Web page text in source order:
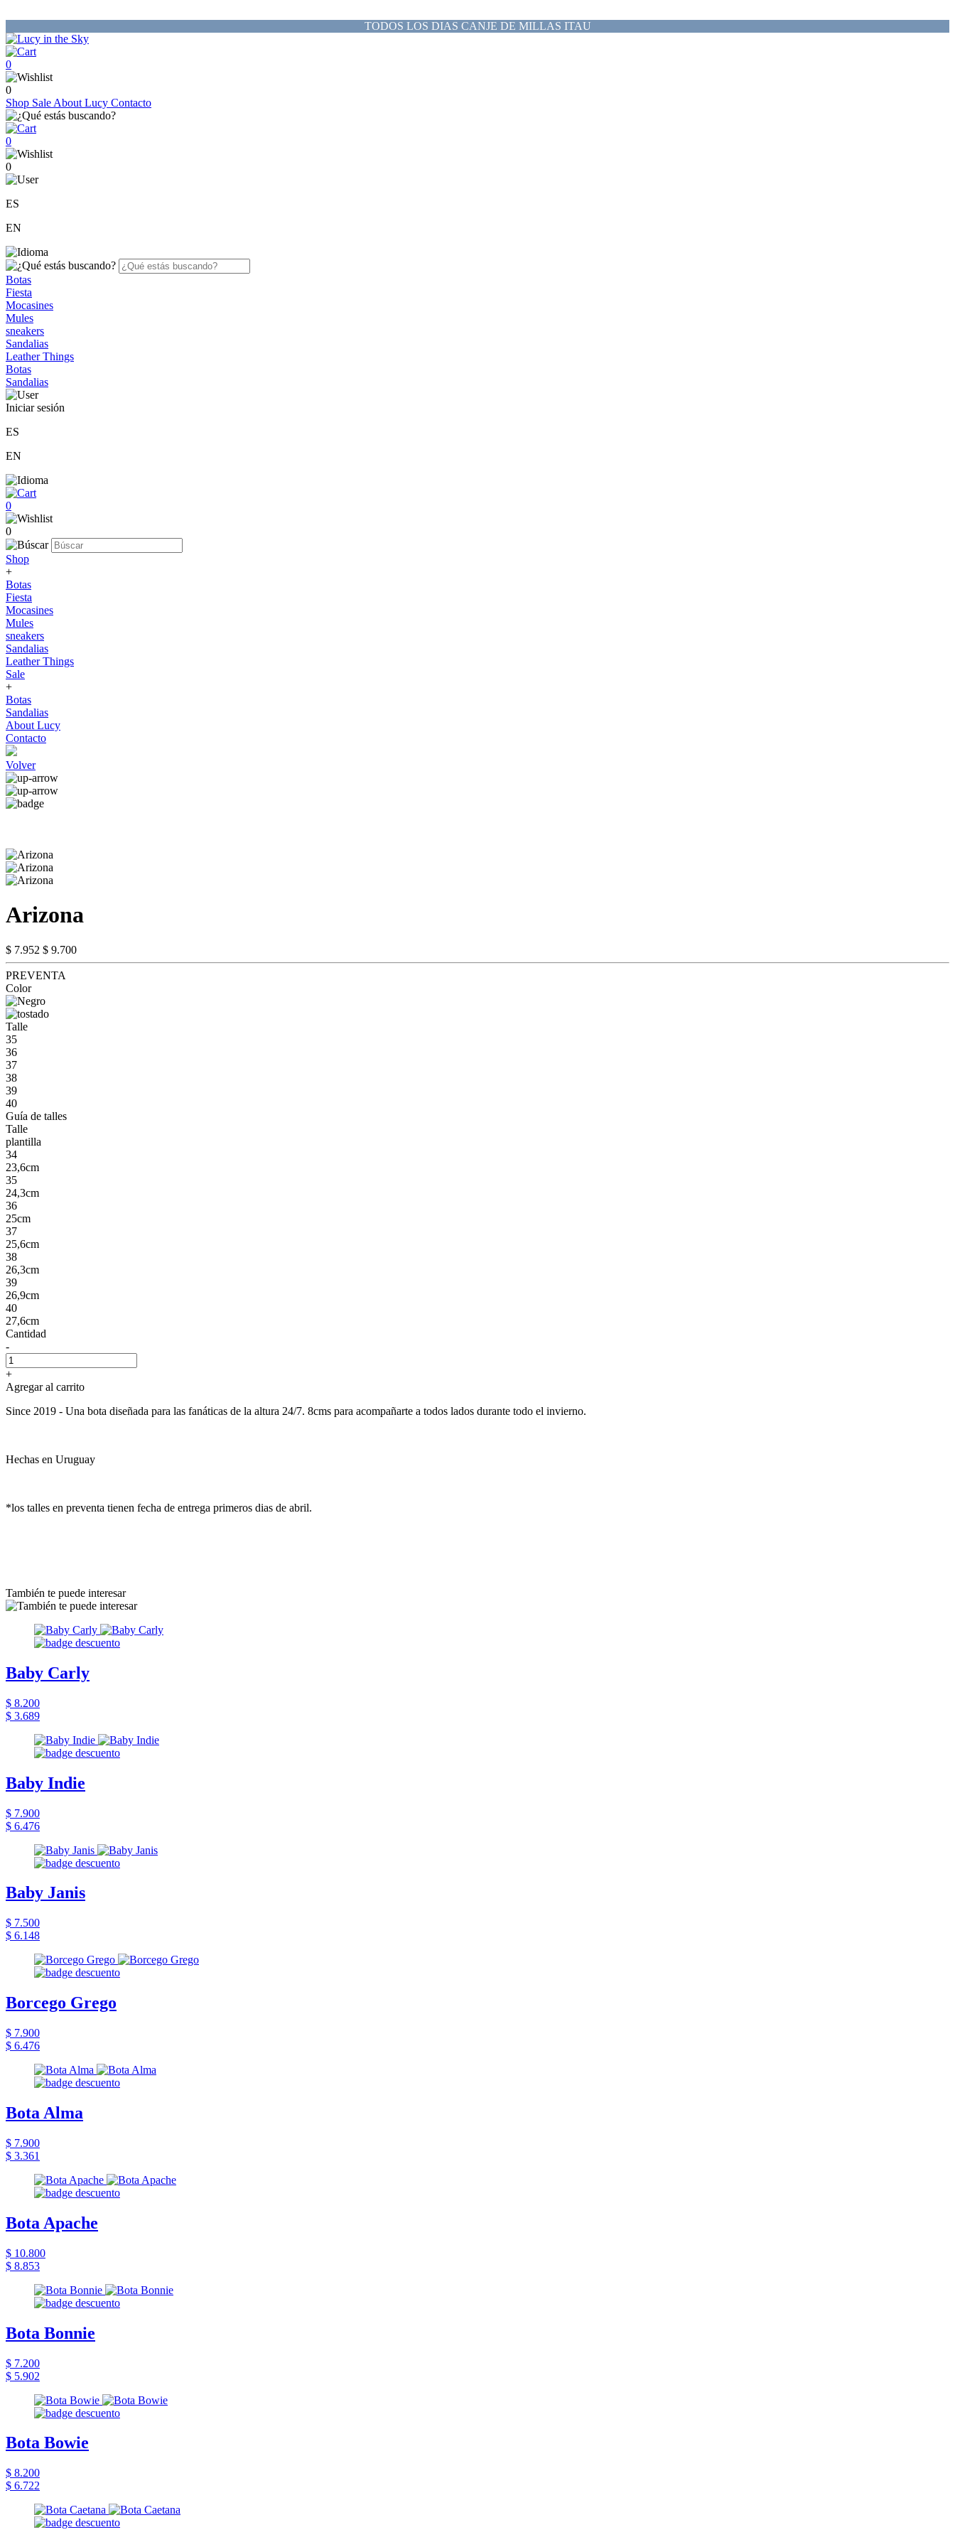
TODOS LOS DIAS CANJE DE MILLAS ITAU
0
0
Shop Sale About Lucy Contacto
0
0
ES
EN
Botas
Fiesta
Mocasines
Mules
sneakers
Sandalias
Leather Things
Botas
Sandalias
Iniciar sesión
ES
EN
0
0
Shop
+
Botas
Fiesta
Mocasines
Mules
sneakers
Sandalias
Leather Things
Sale
+
Botas
Sandalias
About Lucy
Contacto
Volver
Arizona
$ 7.952 $ 9.700
PREVENTA
Color
Talle
35
36
37
38
39
40
Guía de talles
Talle
plantilla
34
23,6cm
35
24,3cm
36
25cm
37
25,6cm
38
26,3cm
39
26,9cm
40
27,6cm
Cantidad
-
+
Agregar al carrito
Since 2019 - Una bota diseñada para las fanáticas de la altura 24/7. 8cms para acompañarte a todos lados durante todo el invierno.
Hechas en Uruguay
*los talles en preventa tienen fecha de entrega primeros dias de abril.
También te puede interesar
Baby Carly
$ 8.200
$ 3.689
Baby Indie
$ 7.900
$ 6.476
Baby Janis
$ 7.500
$ 6.148
Borcego Grego
$ 7.900
$ 6.476
Bota Alma
$ 7.900
$ 3.361
Bota Apache
$ 10.800
$ 8.853
Bota Bonnie
$ 7.200
$ 5.902
Bota Bowie
$ 8.200
$ 6.722